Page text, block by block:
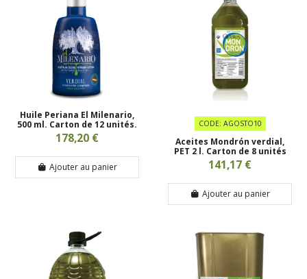
Huile Periana El Milenario,
500 ml. Carton de 12 unités.
178,20 €
Ajouter au panier
CODE: AGOSTO10
Aceites Mondrón verdial,
PET 2 l. Carton de 8 unités
141,17 €
Ajouter au panier